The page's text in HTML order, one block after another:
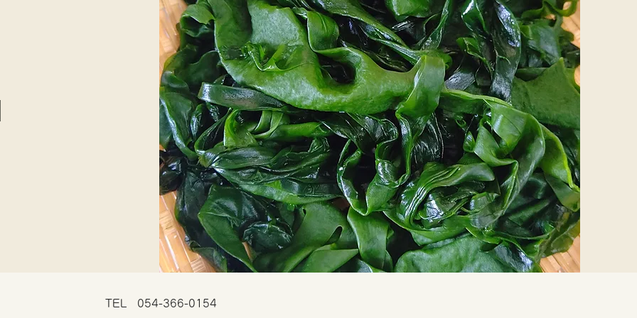
TEL 054-366-0154